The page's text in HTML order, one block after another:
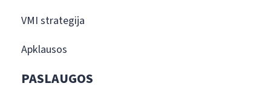
VMI strategija
Apklausos
PASLAUGOS